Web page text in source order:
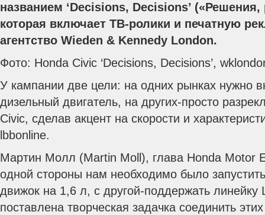
названием ‘Decisions, Decisions’
которая включает ТВ-ролики и печатную
агентство Wieden & Kennedy London.
Фото: Honda Civic ‘Decisions, Decisions’,
У кампании две цели: на одних рынках нужно
дизельный двигатель, на других-просто
Civic, сделав акцент на скорости и
lbbonline.
Мартин Молл (Martin Moll), глава Honda Motor
одной стороны нам необходимо было
движок на 1,6 л, с другой-поддержать
поставлена творческая задачка соединить